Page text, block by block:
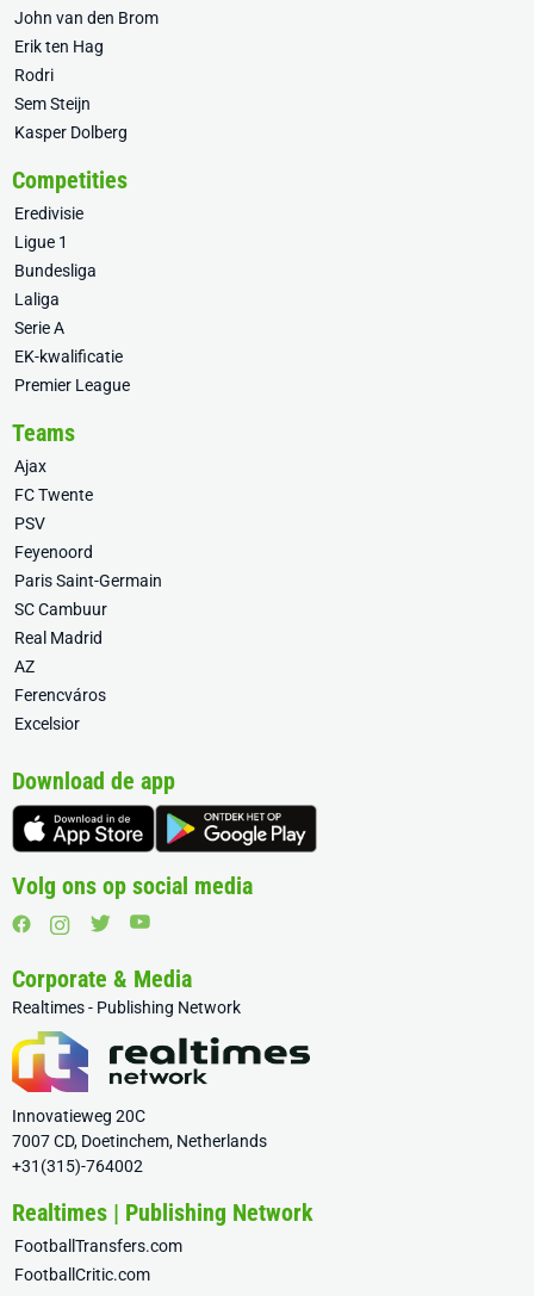
John van den Brom
Erik ten Hag
Rodri
Sem Steijn
Kasper Dolberg
Competities
Eredivisie
Ligue 1
Bundesliga
Laliga
Serie A
EK-kwalificatie
Premier League
Teams
Ajax
FC Twente
PSV
Feyenoord
Paris Saint-Germain
SC Cambuur
Real Madrid
AZ
Ferencváros
Excelsior
Download de app
Volg ons op social media
Corporate & Media
Realtimes - Publishing Network
Innovatieweg 20C
7007 CD, Doetinchem, Netherlands
+31(315)-764002
Realtimes | Publishing Network
FootballTransfers.com
FootballCritic.com